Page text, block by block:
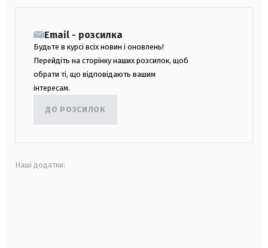
Email - розсилка
Будьте в курсі всіх новин і оновлень!
Перейдіть на сторінку наших розсилок, щоб
обрати ті, що відповідають вашим
інтересам.
ДО РОЗСИЛОК
Наші додатки: